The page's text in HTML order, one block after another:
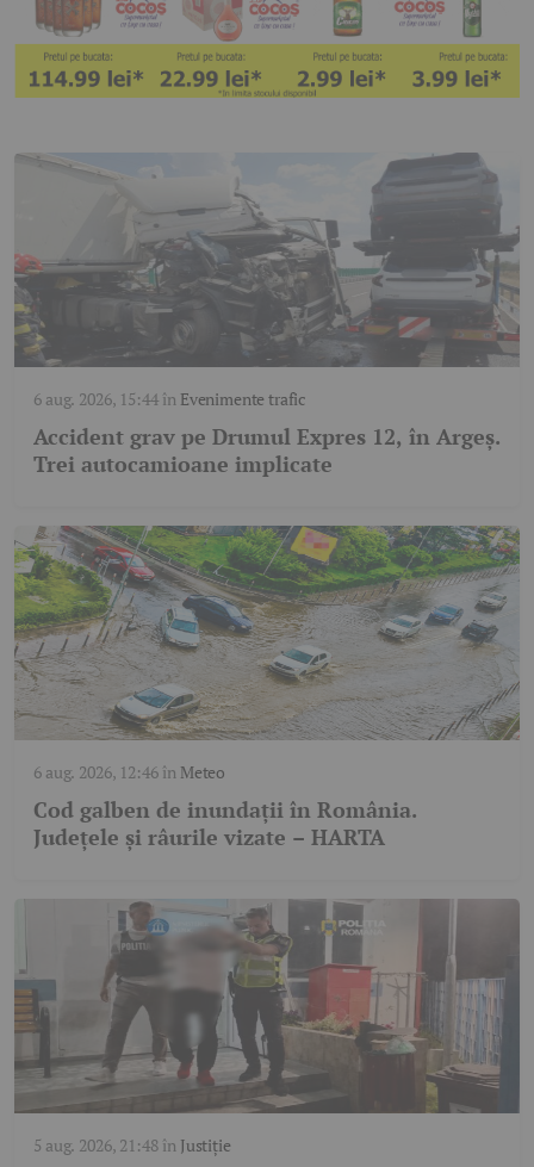
6 aug. 2026, 15:44în Evenimente trafic
Accident grav pe Drumul Expres 12, în Argeș.
Trei autocamioane implicate
6 aug. 2026, 12:46în Meteo
Cod galben de inundații în România.
Județele și râurile vizate – HARTA
5 aug. 2026, 21:48în Justiție